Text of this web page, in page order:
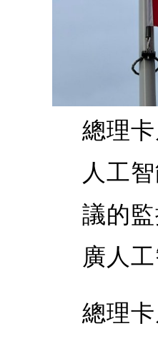
總理
人工
議的
廣人
總理